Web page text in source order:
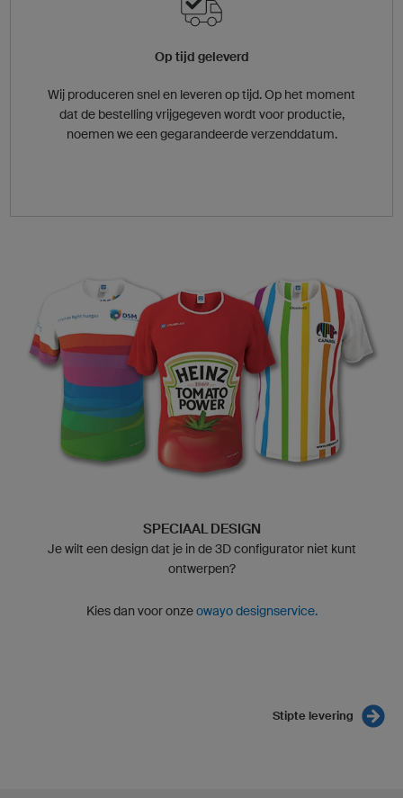
Op tijd geleverd
Wij produceren snel en leveren op tijd. Op het moment
dat de bestelling vrijgegeven wordt voor productie,
noemen we een gegarandeerde verzenddatum.
SPECIAAL DESIGN
Je wilt een design dat je in de 3D configurator niet kunt
ontwerpen?
Kies dan voor onzeowayo designservice.
Stipte levering